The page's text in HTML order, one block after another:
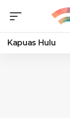
Kapuas Hulu